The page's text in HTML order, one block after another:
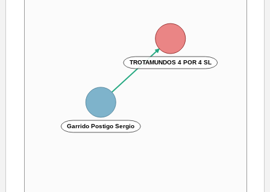
TROTAMUNDOS 4 POR 4 SL
Garrido Postigo Sergio